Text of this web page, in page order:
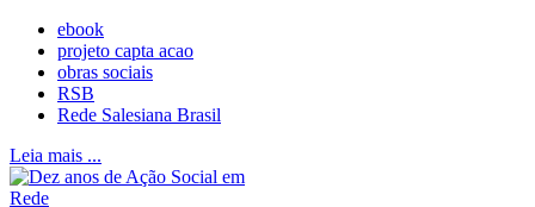
ebook
projeto capta acao
obras sociais
RSB
Rede Salesiana Brasil
Leia mais ...